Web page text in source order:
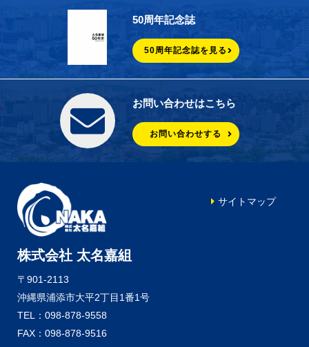
50周年記念誌
50周年記念誌を見る
お問い合わせはこちら
お問い合わせする
株式会社 太名嘉組
〒901-2113
沖縄県浦添市大平2丁目1番1号
TEL：098-878-9558
FAX：098-878-9516
サイトマップ